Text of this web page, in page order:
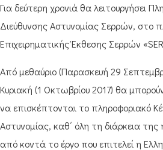
Για δεύτερη χρονιά θα λειτουργήσει
Διεύθυνσης Αστυνομίας Σερρών, στο
Επιχειρηματικής Έκθεσης Σερρών
Από μεθαύριο (Παρασκευή 29
Κυριακή (1 Οκτωβρίου 2017) θα
να επισκέπτονται το πληροφοριακό
Αστυνομίας, καθ΄ όλη τη διάρκεια
από κοντά το έργο που επιτελεί η